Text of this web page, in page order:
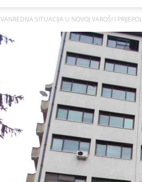
VANREDNA SITUACIJA U NOVOJ VAROŠI I